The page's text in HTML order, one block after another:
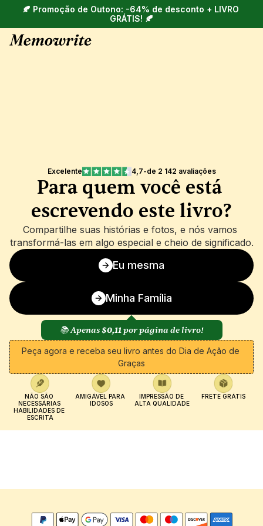
🍂 Promoção de Outono: -64% de desconto + LIVRO
GRÁTIS! 🍂
Excelente 4,7-de 2 142 avaliações
Para quem você está
escrevendo este livro?
Compartilhe suas histórias e fotos, e nós vamos
transformá-las em algo especial e cheio de significado.
Eu mesma
Minha Família
📚 Apenas $0,11 por página de livro!
Peça agora e receba seu livro antes do Dia de Ação de
Graças
NÃO SÃO
NECESSÁRIAS
HABILIDADES DE
ESCRITA
AMIGÁVEL PARA
IDOSOS
IMPRESSÃO DE
ALTA QUALIDADE
FRETE GRÁTIS